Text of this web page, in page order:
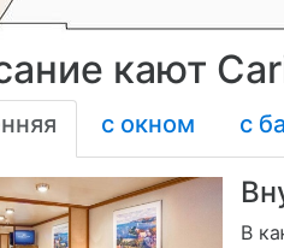
кают
с окном с
В